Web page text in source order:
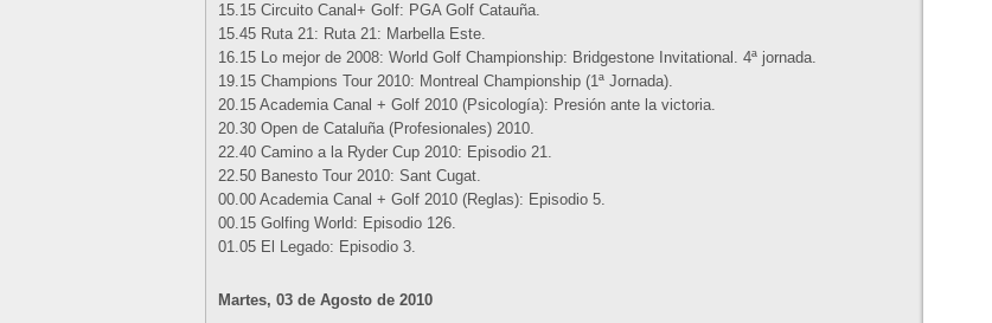
15.15 Circuito Canal+ Golf: PGA Golf Catauña.
15.45 Ruta 21: Ruta 21: Marbella Este.
16.15 Lo mejor de 2008: World Golf Championship: Bridgestone Invitational. 4ª jornada.
19.15 Champions Tour 2010: Montreal Championship (1ª Jornada).
20.15 Academia Canal + Golf 2010 (Psicología): Presión ante la victoria.
20.30 Open de Cataluña (Profesionales) 2010.
22.40 Camino a la Ryder Cup 2010: Episodio 21.
22.50 Banesto Tour 2010: Sant Cugat.
00.00 Academia Canal + Golf 2010 (Reglas): Episodio 5.
00.15 Golfing World: Episodio 126.
01.05 El Legado: Episodio 3.
Martes, 03 de Agosto de 2010